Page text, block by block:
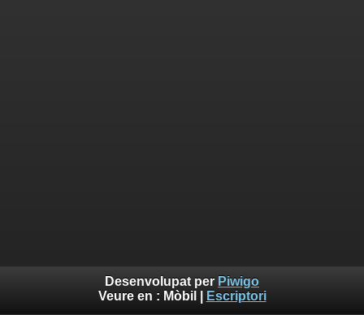
Desenvolupat per Piwigo
Veure en : Mòbil Escriptori